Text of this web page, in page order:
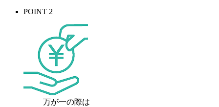
POINT 2
万が一の際は